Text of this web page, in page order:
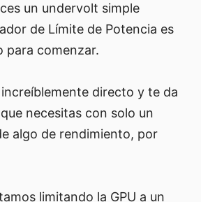
un undervolt simple
de Límite de Potencia es
para comenzar.
directo y te da
necesitas con solo un
algo de rendimiento, por
limitando la GPU a un